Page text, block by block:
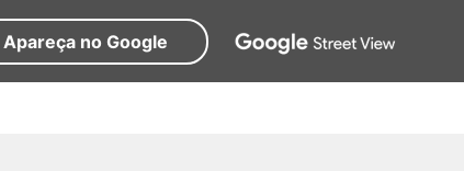
Apareça no Google